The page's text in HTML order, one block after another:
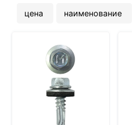
цена наименование